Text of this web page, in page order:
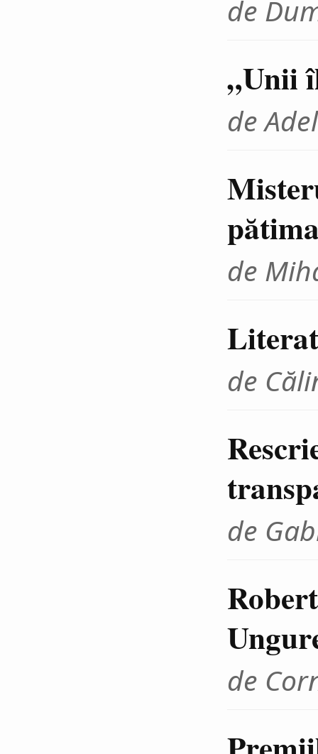
de
„Unii
de
de
de
de
de